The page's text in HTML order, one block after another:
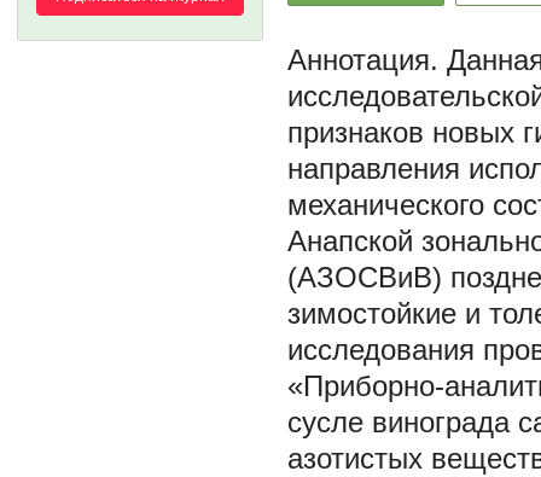
признаков новых
направления
механического
Анапской
(АЗОСВиВ)
зимостойкие и
исследования
«Приборно-
сусле винограда
азотистых